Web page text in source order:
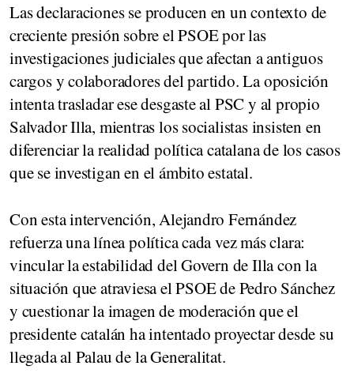
Las declaraciones se producen en un contexto de
creciente presión sobre el PSOE por las
investigaciones judiciales que afectan a antiguos
cargos y colaboradores del partido. La oposición
intenta trasladar ese desgaste al PSC y al propio
Salvador Illa, mientras los socialistas insisten en
diferenciar la realidad política catalana de los casos
que se investigan en el ámbito estatal.
Con esta intervención, Alejandro Fernández
refuerza una línea política cada vez más clara:
vincular la estabilidad del Govern de Illa con la
situación que atraviesa el PSOE de Pedro Sánchez
y cuestionar la imagen de moderación que el
presidente catalán ha intentado proyectar desde su
llegada al Palau de la Generalitat.